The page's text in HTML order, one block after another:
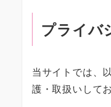
プライバ
当サイトでは、
護・取扱いして